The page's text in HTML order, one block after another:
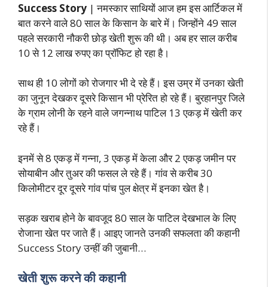
Success Story | नमस्कार साथियों आज हम इस आर्टिकल में
बात करने वाले 80 साल के किसान के बारे में। जिन्होंने 49 साल
पहले सरकारी नौकरी छोड़ खेती शुरू की थी। अब हर साल करीब
10 से 12 लाख रुपए का प्रॉफिट हो रहा है।
साथ ही 10 लोगों को रोजगार भी दे रहे हैं। इस उम्र में उनका खेती
का जुनून देखकर दूसरे किसान भी प्रेरित हो रहे हैं। बुरहानपुर जिले
के ग्राम लोनी के रहने वाले जगन्नाथ पाटिल 13 एकड़ में खेती कर
रहे हैं।
इनमें से 8 एकड़ में गन्ना, 3 एकड़ में केला और 2 एकड़ जमीन पर
सोयाबीन और तुअर की फसल ले रहे हैं। गांव से करीब 30
किलोमीटर दूर दूसरे गांव पांच पुल क्षेत्र में इनका खेत है।
सड़क खराब होने के बावजूद 80 साल के पाटिल देखभाल के लिए
रोजाना खेत पर जाते हैं। आइए जानते उनकी सफलता की कहानी
Success Story उन्हीं की जुबानी…
खेती शुरू करने की कहानी